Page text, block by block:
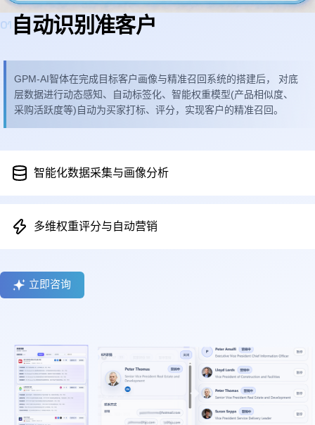
01自动识别准客户
GPM-AI智体在完成目标客户画像与精准召回系统的搭建后， 对底
层数据进行动态感知、自动标签化、智能权重模型(产品相似度、
采购活跃度等)自动为买家打标、评分，实现客户的精准召回。
智能化数据采集与画像分析
多维权重评分与自动营销
立即咨询